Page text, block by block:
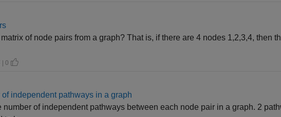
of node pairs from a graph? That is, if there are 4 nodes 1,2,3,4, then
| 0
of independent pathways in a graph
number of independent pathways between each node pair in a graph. 2